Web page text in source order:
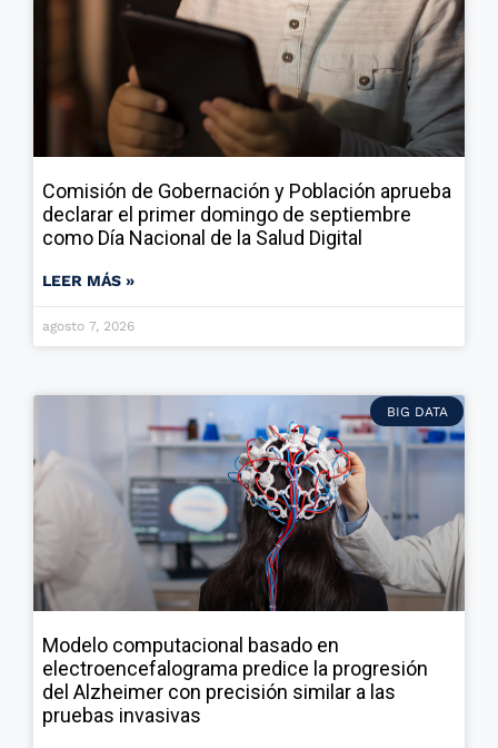
Comisión de Gobernación y Población aprueba
declarar el primer domingo de septiembre
como Día Nacional de la Salud Digital
LEER MÁS »
agosto 7, 2026
BIG DATA
Modelo computacional basado en
electroencefalograma predice la progresión
del Alzheimer con precisión similar a las
pruebas invasivas